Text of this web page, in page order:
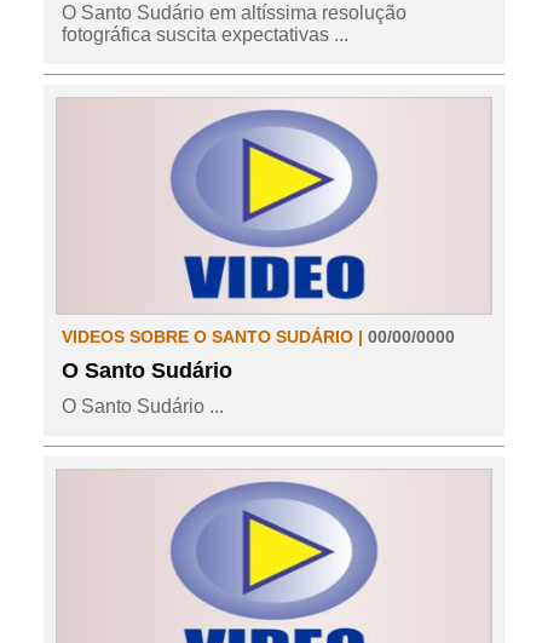
O Santo Sudário em altíssima resolução
fotográfica suscita expectativas ...
VIDEOS SOBRE O SANTO SUDÁRIO | 00/00/0000
O Santo Sudário
O Santo Sudário ...